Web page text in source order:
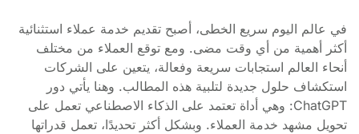
في عالم اليوم سريع الخطى، أصبح تقديم خدمة عملاء استثنائية
أكثر أهمية من أي وقت مضى. ومع توقع العملاء من مختلف
أنحاء العالم استجابات سريعة وفعالة، يتعين على الشركات
استكشاف حلول جديدة لتلبية هذه المطالب. وهنا يأتي دور
ChatGPT: وهي أداة تعتمد على الذكاء الاصطناعي تعمل على
تحويل مشهد خدمة العملاء. وبشكل أكثر تحديدًا، تعمل قدراتها